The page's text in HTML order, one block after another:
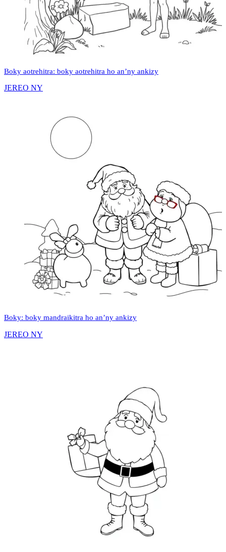
Boky aotrehitra: boky aotrehitra ho an’ny ankizy
JEREO NY
Boky: boky mandraikitra ho an’ny ankizy
JEREO NY